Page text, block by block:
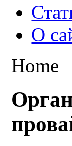
О
Home